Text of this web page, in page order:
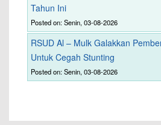
Tahun Ini
Posted on: Senin, 03-08-2026
RSUD Al – Mulk Galakkan
Untuk Cegah Stunting
Posted on: Senin, 03-08-2026